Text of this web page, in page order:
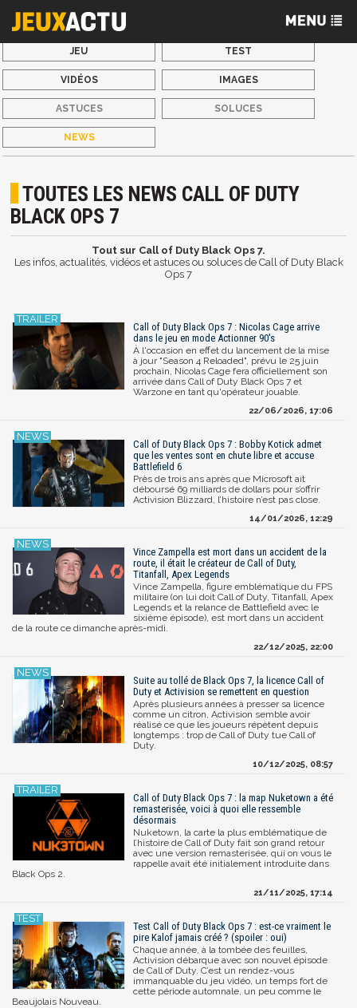
JEU TEST
VIDÉOS IMAGES
ASTUCES SOLUCES
NEWS
TOUTES LES NEWS CALL OF DUTY
BLACK OPS 7
Tout sur Call of Duty Black Ops 7.
Les infos, actualités, vidéos et astuces ou soluces de Call of Duty Black
Ops 7
Call of Duty Black Ops 7 : Nicolas Cage arrive
dans le jeu en mode Actionner 90's
À l'occasion en effet du lancement de la mise
à jour "Season 4 Reloaded", prévu le 25 juin
prochain, Nicolas Cage fera officiellement son
arrivée dans Call of Duty Black Ops 7 et
Warzone en tant qu'opérateur jouable.
22/06/2026, 17:06
Call of Duty Black Ops 7 : Bobby Kotick admet
que les ventes sont en chute libre et accuse
Battlefield 6
Près de trois ans après que Microsoft ait
déboursé 69 milliards de dollars pour s’offrir
Activision Blizzard, l’histoire n’est pas close.
14/01/2026, 12:29
Vince Zampella est mort dans un accident de la
route, il était le créateur de Call of Duty,
Titanfall, Apex Legends
Vince Zampella, figure emblématique du FPS
militaire (on lui doit Call of Duty, Titanfall, Apex
Legends et la relance de Battlefield avec le
sixième épisode), est mort dans un accident
de la route ce dimanche après-midi.
22/12/2025, 22:00
Suite au tollé de Black Ops 7, la licence Call of
Duty et Activision se remettent en question
Après plusieurs années à presser sa licence
comme un citron, Activision semble avoir
réalisé ce que les joueurs répètent depuis
longtemps : trop de Call of Duty tue Call of
Duty.
10/12/2025, 08:57
Call of Duty Black Ops 7 : la map Nuketown a été
remasterisée, voici à quoi elle ressemble
désormais
Nuketown, la carte la plus emblématique de
l’histoire de Call of Duty fait son grand retour
avec une version remasterisée, qui on vous le
rappelle avait été initialement introduite dans
Black Ops 2.
21/11/2025, 17:14
Test Call of Duty Black Ops 7 : est-ce vraiment le
pire Kalof jamais créé ? (spoiler : oui)
Chaque année, à la tombée des feuilles,
Activision débarque avec son nouvel épisode
de Call of Duty. C’est un rendez-vous
immanquable du jeu vidéo, un temps fort de
cette période automnale, un peu comme le
Beaujolais Nouveau.